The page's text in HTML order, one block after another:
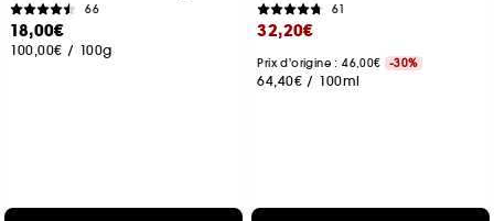
66
18,00€
100,00€ / 100g
61
32,20€
Prix d'origine : 46,00€ -30%
64,40€ / 100ml